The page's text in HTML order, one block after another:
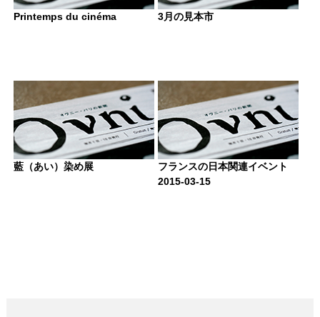
Printemps du cinéma 3月の見本市
藍（あい）染め展
フランスの日本関連イベント
2015-03-15